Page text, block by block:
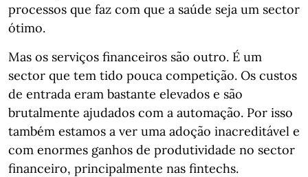
processos que faz com que a saúde seja um sector
ótimo.
Mas os serviços financeiros são outro. É um
sector que tem tido pouca competição. Os custos
de entrada eram bastante elevados e são
brutalmente ajudados com a automação. Por isso
também estamos a ver uma adoção inacreditável e
com enormes ganhos de produtividade no sector
financeiro, principalmente nas fintechs.